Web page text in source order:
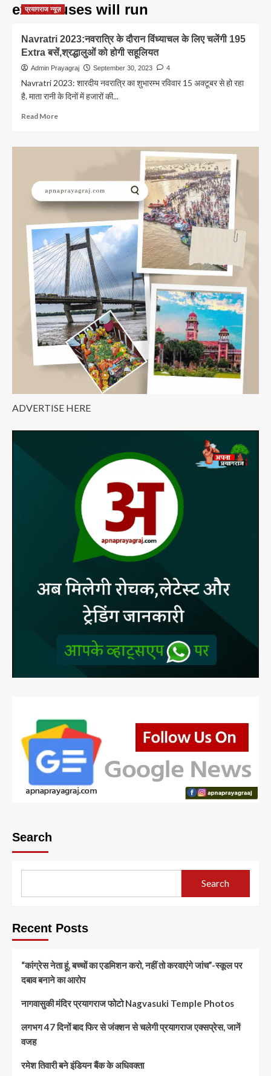
extra buses will run
प्रयागराज न्यूज़
Navratri 2023:नवरात्रि के दौरान विंध्याचल के लिए चलेंगी 195
Extra बसें,श्रद्धालुओं को होगी सहूलियत
Admin Prayagraj September 30, 2023 4
Navratri 2023: शारदीय नवरात्रि का शुभारम्भ रविवार 15 अक्टूबर से हो रहा
है. माता रानी के दिनों में हजारों की...
Read MoreRead
Navratri
दौरान
विंध्याचल
के
चलेंगी
195
Extra
बसें,श्रद्धालुओं
को
होगी
सहूलियत
ADVERTISE HERE
Search
Search
Recent Posts
“कांग्रेस नेता हूं, बच्चों का एडमिशन करो, नहीं तो करवाएंगे जांच”-स्कूल पर
दबाव बनाने का आरोप
नागवासुकी मंदिर प्रयागराज फोटो Nagvasuki Temple Photos
लगभग 47 दिनों बाद फिर से जंक्शन से चलेगी प्रयागराज एक्सप्रेस, जानें
वजह
रमेश तिवारी बने इंडियन बैंक के अधिवक्ता